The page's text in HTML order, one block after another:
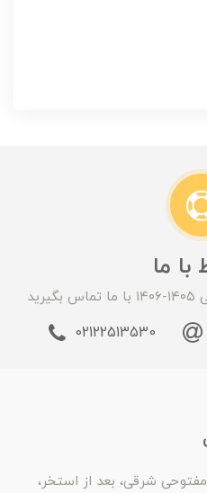
با ما
02122513530
شرقی، بعد از استخر،